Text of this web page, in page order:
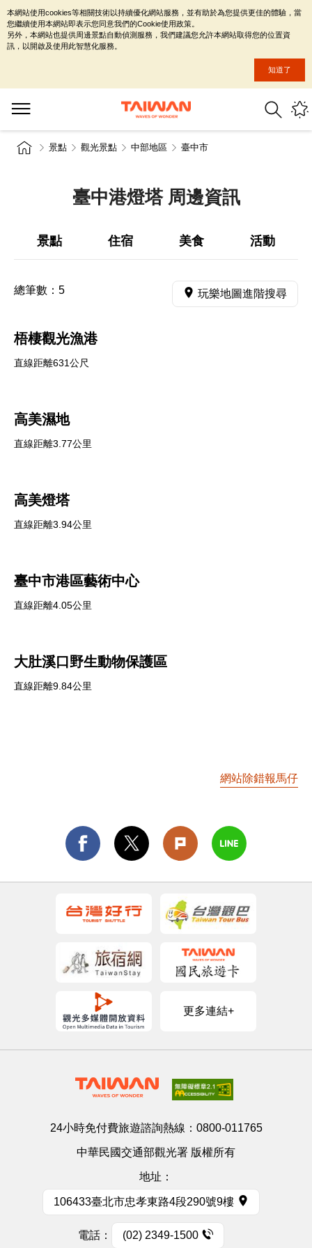
景點 觀光景點 中部地區 臺中市
臺中港燈塔 周邊資訊
景點 住宿 美食 活動
總筆數： 5 玩樂地圖進階搜尋
梧棲觀光漁港
直線距離631公尺
高美濕地
直線距離3.77公里
高美燈塔
直線距離3.94公里
臺中市港區藝術中心
直線距離4.05公里
大肚溪口野生動物保護區
直線距離9.84公里
網站除錯報馬仔
更多連結+
24小時免付費旅遊諮詢熱線： 0800-011765
中華民國交通部觀光署 版權所有
地址：
106433臺北市忠孝東路4段290號9樓
電話： (02) 2349-1500
本網站使用cookies等相關技術以持續優化網站服務，並有助於為您提供更佳的體驗，當
您繼續使用本網站即表示您同意我們的Cookie使用政策。
另外，本網站也提供周邊景點自動偵測服務，我們建議您允許本網站取得您的位置資
訊，以開啟及使用此智慧化服務。
知道了